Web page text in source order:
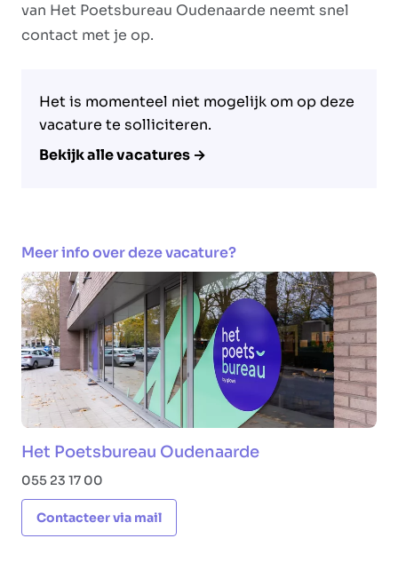
van Het Poetsbureau Oudenaarde neemt snel
contact met je op.
Het is momenteel niet mogelijk om op deze
vacature te solliciteren.
Bekijk alle vacatures →
Meer info over deze vacature?
Het Poetsbureau Oudenaarde
055 23 17 00
Contacteer via mail